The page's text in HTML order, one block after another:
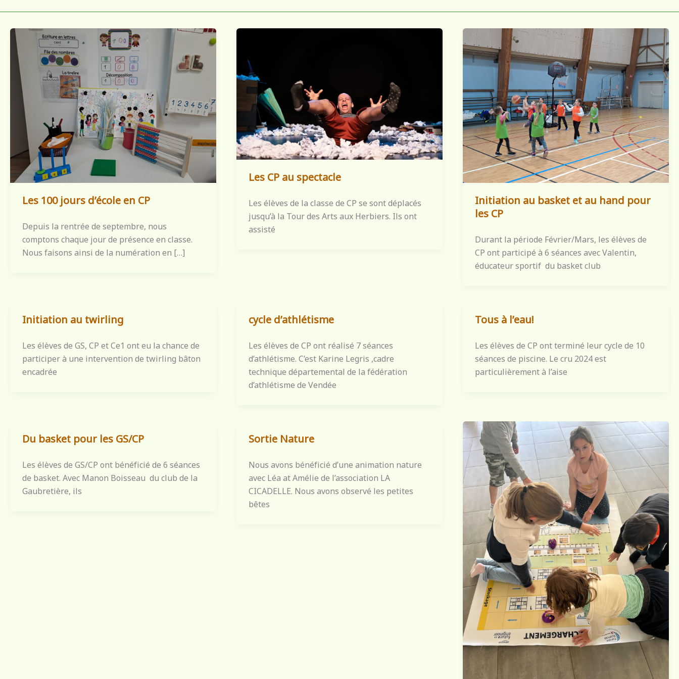
Les 100 jours d’école en CP
Depuis la rentrée de septembre, nous
comptons chaque jour de présence en classe.
Nous faisons ainsi de la numération en […]
Les CP au spectacle
Les élèves de la classe de CP se sont déplacés
jusqu’à la Tour des Arts aux Herbiers. Ils ont
assisté
Initiation au basket et au hand pour
les CP
Durant la période Février/Mars, les élèves de
CP ont participé à 6 séances avec Valentin,
éducateur sportif du basket club
Initiation au twirling
Les élèves de GS, CP et Ce1 ont eu la chance de
participer à une intervention de twirling bâton
encadrée
cycle d’athlétisme
Les élèves de CP ont réalisé 7 séances
d’athlétisme. C’est Karine Legris ,cadre
technique départemental de la fédération
d’athlétisme de Vendée
Tous à l’eau!
Les élèves de CP ont terminé leur cycle de 10
séances de piscine. Le cru 2024 est
particulièrement à l’aise
Du basket pour les GS/CP
Les élèves de GS/CP ont bénéficié de 6 séances
de basket. Avec Manon Boisseau du club de la
Gaubretière, ils
Sortie Nature
Nous avons bénéficié d’une animation nature
avec Léa at Amélie de l’association LA
CICADELLE. Nous avons observé les petites
bêtes